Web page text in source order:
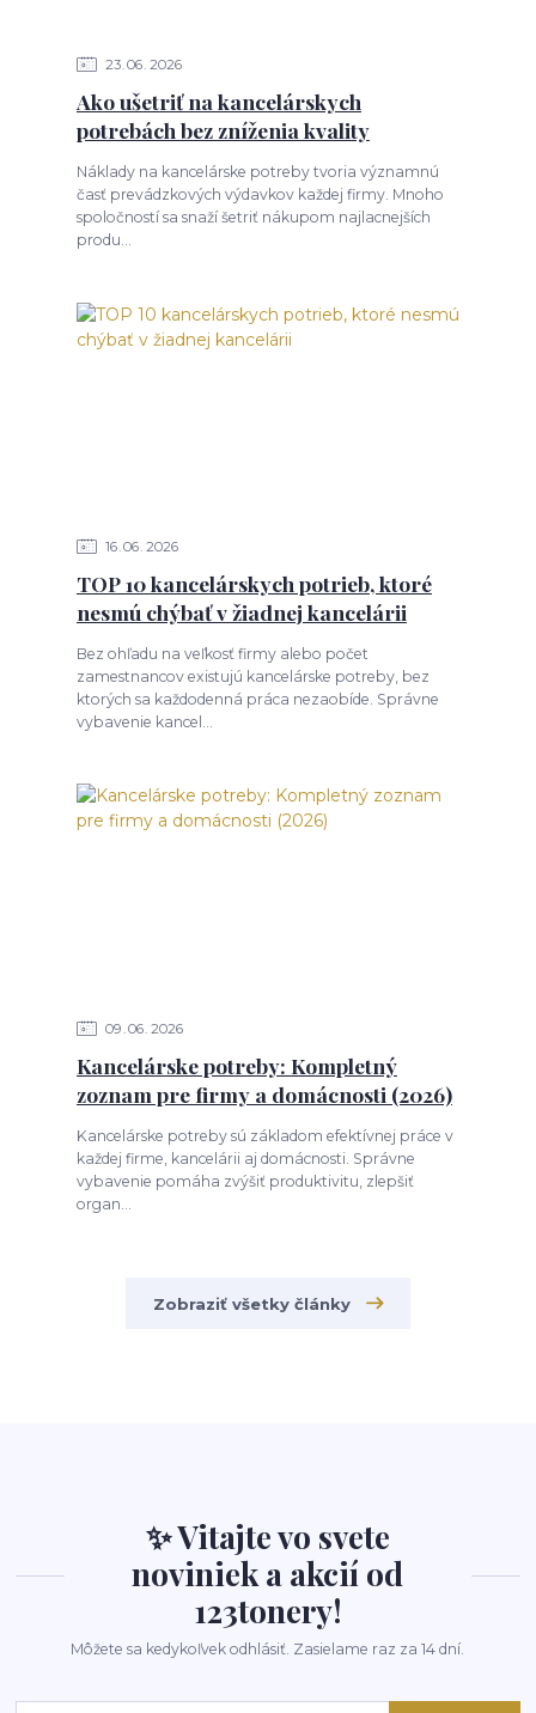
23 06 2026
Ako ušetriť na kancelárskych
potrebách bez zníženia kvality
Náklady na kancelárske potreby tvoria významnú
časť prevádzkových výdavkov každej firmy. Mnoho
spoločností sa snaží šetriť nákupom najlacnejších
produ...
16 06 2026
TOP 10 kancelárskych potrieb, ktoré
nesmú chýbať v žiadnej kancelárii
Bez ohľadu na veľkosť firmy alebo počet
zamestnancov existujú kancelárske potreby, bez
ktorých sa každodenná práca nezaobíde. Správne
vybavenie kancel...
09 06 2026
Kancelárske potreby: Kompletný
zoznam pre firmy a domácnosti (2026)
Kancelárske potreby sú základom efektívnej práce v
každej firme, kancelárii aj domácnosti. Správne
vybavenie pomáha zvýšiť produktivitu, zlepšiť
organ...
Zobraziť všetky články
✨ Vitajte vo svete
noviniek a akcií od
123tonery!
Môžete sa kedykoľvek odhlásiť. Zasielame raz za 14 dní.